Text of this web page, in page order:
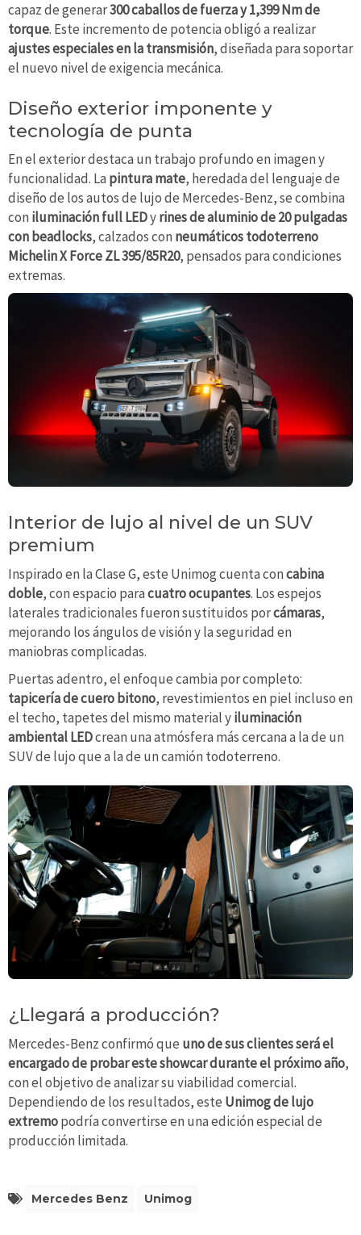
capaz de generar300 caballos de fuerza y 1,399 Nm de
torque. Este incremento de potencia obligó a realizar
ajustes especiales en la transmisión, diseñada para soportar
el nuevo nivel de exigencia mecánica.
Diseño exterior imponente y
tecnología de punta
En el exterior destaca un trabajo profundo en imagen y
funcionalidad. La pintura mate, heredada del lenguaje de
diseño de los autos de lujo de Mercedes-Benz, se combina
con iluminación full LEDyrines de aluminio de 20 pulgadas
con beadlocks, calzados con neumáticos todoterreno
Michelin X Force ZL 395/85R20, pensados para condiciones
extremas.
Interior de lujo al nivel de un SUV
premium
Inspirado en la Clase G, este Unimog cuenta concabina
doble, con espacio paracuatro ocupantes. Los espejos
laterales tradicionales fueron sustituidos porcámaras,
mejorando los ángulos de visión y la seguridad en
maniobras complicadas.
Puertas adentro, el enfoque cambia por completo:
tapicería de cuero bitono, revestimientos en piel incluso en
el techo, tapetes del mismo material yiluminación
ambiental LEDcrean una atmósfera más cercana a la de un
SUV de lujo que a la de un camión todoterreno.
¿Llegará a producción?
Mercedes-Benz confirmó que uno de sus clientes será el
encargado de probar este showcar durante el próximo año,
con el objetivo de analizar su viabilidad comercial.
Dependiendo de los resultados, este Unimog de lujo
extremopodría convertirse en una edición especial de
producción limitada.
Mercedes Benz Unimog